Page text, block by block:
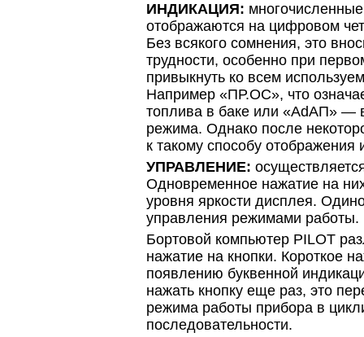
ИНДИКАЦИЯ:
отображаются на цифровом
Без всякого сомнения, это
трудности, особенно при
привыкнуть ко всем
Например «ПР.ОС», что
топлива в баке или «AdAП» —
режима. Однако после
к такому способу
УПРАВЛЕНИЕ:
Одновременное нажатие на
уровня яркости дисплея.
управления режимами работы.
Бортовой компьютер PILOT
нажатие на кнопки. Короткое
появлению буквенной
нажать кнопку еще раз, это
режима работы прибора в
последовательности.